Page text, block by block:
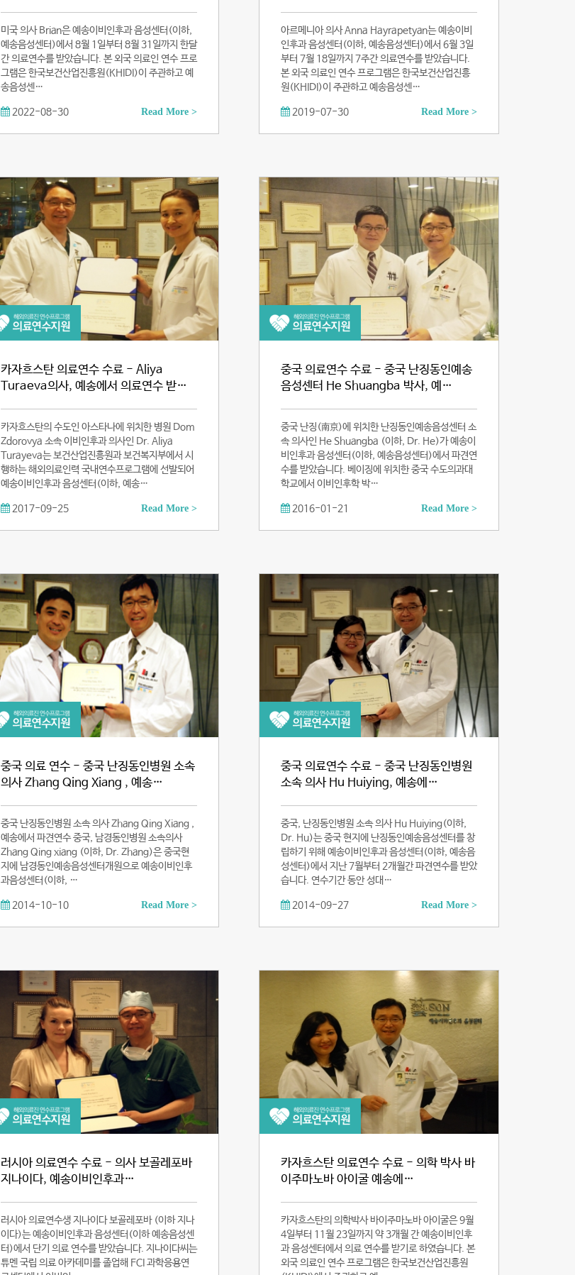
미국 의사 Brian은 예송이비인후과 음성센터(이하,
예송음성센터)에서 8월 1일부터 8월 31일까지 한달
간 의료연수를 받았습니다. 본 외국 의료인 연수 프로
그램은 한국보건산업진흥원(KHIDI)이 주관하고 예
송음성센…
2022-08-30 Read More >
아르메니아 의사 Anna Hayrapetyan는 예송이비
인후과 음성센터(이하, 예송음성센터)에서 6월 3일
부터 7월 18일까지 7주간 의료연수를 받았습니다.
본 외국 의료인 연수 프로그램은 한국보건산업진흥
원(KHIDI)이 주관하고 예송음성센…
2019-07-30 Read More >
카자흐스탄 의료연수 수료 - Aliya
Turaeva의사, 예송에서 의료연수 받…
카자흐스탄의 수도인 아스타나에 위치한 병원 Dom
Zdorovya 소속 이비인후과 의사인 Dr. Aliya
Turayeva는 보건산업진흥원과 보건복지부에서 시
행하는 해외의료인력 국내연수프로그램에 선발되어
예송이비인후과 음성센터(이하, 예송…
2017-09-25 Read More >
중국 의료연수 수료 - 중국 난징동인예송
음성센터 He Shuangba 박사, 예…
중국 난징(南京)에 위치한 난징동인예송음성센터 소
속 의사인 He Shuangba (이하, Dr. He)가 예송이
비인후과 음성센터(이하, 예송음성센터)에서 파견연
수를 받았습니다. 베이징에 위치한 중국 수도의과대
학교에서 이비인후학 박…
2016-01-21 Read More >
중국 의료 연수 - 중국 난징동인병원 소속
의사 Zhang Qing Xiang , 예송…
중국 난징동인병원 소속 의사 Zhang Qing Xiang ,
예송에서 파견연수 중국, 남경동인병원 소속의사
Zhang Qing xiang (이하, Dr. Zhang)은 중국현
지에 남경동인예송음성센터개원으로 예송이비인후
과음성센터(이하, …
2014-10-10 Read More >
중국 의료연수 수료 - 중국 난징동인병원
소속 의사 Hu Huiying, 예송에…
중국, 난징동인병원 소속 의사 Hu Huiying(이하,
Dr. Hu)는 중국 현지에 난징동인예송음성센터를 창
립하기 위해 예송이비인후과 음성센터(이하, 예송음
성센터)에서 지난 7월부터 2개월간 파견연수를 받았
습니다. 연수기간 동안 성대…
2014-09-27 Read More >
러시아 의료연수 수료 - 의사 보골레포바
지나이다, 예송이비인후과…
러시아 의료연수생 지나이다 보골레포바 (이하 지나
이다)는 예송이비인후과 음성센터(이하 예송음성센
터)에서 단기 의료 연수를 받았습니다. 지나이다씨는
튜멘 국립 의료 아카데미를 졸업해 FCI 과학응용연
카자흐스탄 의료연수 수료 - 의학 박사 바
이주마노바 아이굴 예송에…
카자흐스탄의 의학박사 바이주마노바 아이굴은 9월
4일부터 11월 23일까지 약 3개월 간 예송이비인후
과 음성센터에서 의료 연수를 받기로 하였습니다. 본
외국 의료인 연수 프로그램은 한국보건산업진흥원